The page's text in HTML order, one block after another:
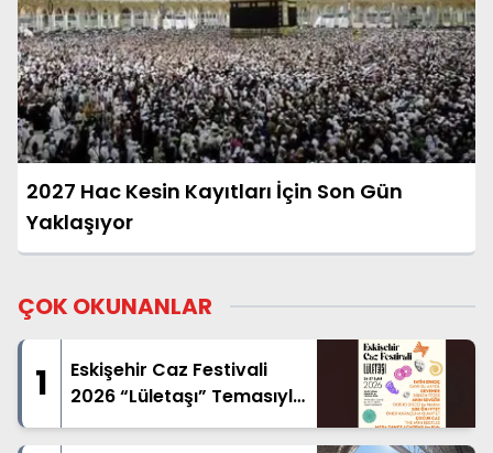
2027 Hac Kesin Kayıtları İçin Son Gün
Yaklaşıyor
ÇOK OKUNANLAR
1
Eskişehir Caz Festivali
2026 “Lületaşı” Temasıyla
Geliyor